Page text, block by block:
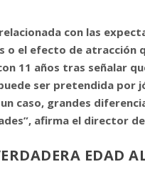
con las
el efecto de atracción
11 años tras señalar
ser pretendida por
caso, grandes
afirma el director
EDAD